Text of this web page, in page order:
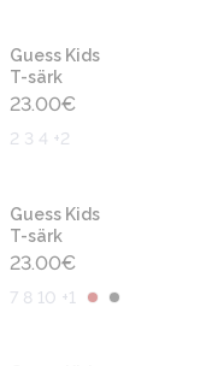
Guess Kids
T-särk
23.00€
2 3 4 +2
Guess Kids
T-särk
23.00€
7 8 10 +1